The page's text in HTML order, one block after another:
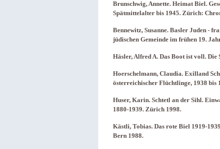
Brunschwig, Annette. Heimat Biel.
Spätmittelalter bis 1945. Zürich:
Bennewitz, Susanne. Basler Juden -
jüdischen Gemeinde im frühen 19.
Häsler, Alfred A. Das Boot ist voll.
Hoerschelmann, Claudia. Exilland
österreichischer Flüchtlinge, 1938 bis
Huser, Karin. Schtetl an der Sihl.
1880-1939. Zürich 1998.
Kästli, Tobias. Das rote Biel 1919-
Bern 1988.